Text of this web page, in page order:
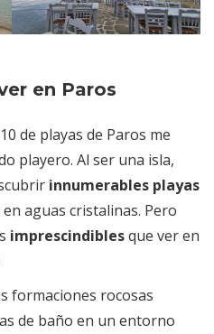
en Paros
de playas de Paros me
playero. Al ser una isla,
innumerables playas
aguas cristalinas. Pero
imprescindiblesque ver en
formaciones rocosas
de baño en un entorno